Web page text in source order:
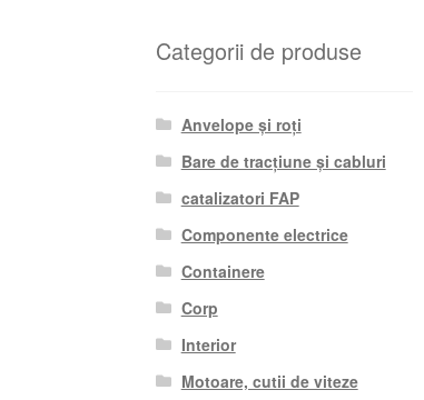
Categorii de produse
Anvelope și roți
Bare de tracțiune și cabluri
catalizatori FAP
Componente electrice
Containere
Corp
Interior
Motoare, cutii de viteze